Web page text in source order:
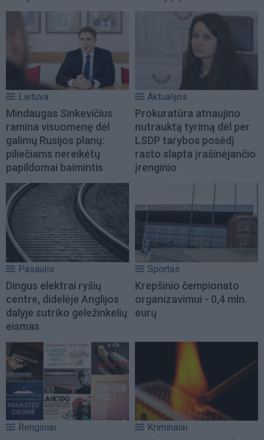
Lietuva
Mindaugas Sinkevičius
ramina visuomenę dėl
galimų Rusijos planų:
piliečiams nereikėtų
papildomai baimintis
Aktualijos
Prokuratūra atnaujino
nutrauktą tyrimą dėl per
LSDP tarybos posėdį
rasto slapta įrašinėjančio
įrenginio
Pasaulis
Dingus elektrai ryšių
centre, didelėje Anglijos
dalyje sutriko geležinkelių
eismas
Sportas
Krepšinio čempionato
organizavimui - 0,4 mln.
eurų
Renginiai Kriminalai